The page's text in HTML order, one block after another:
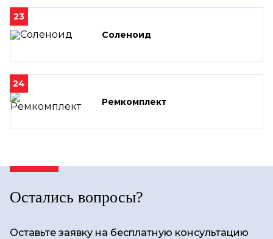
23
Соленоид
24
Ремкомплект
Остались вопросы?
Оставьте заявку на бесплатную консультацию